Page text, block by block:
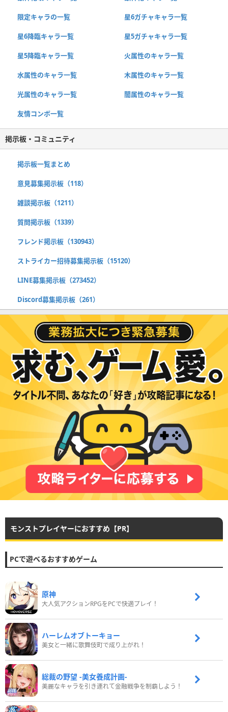
限定キャラの一覧 星6ガチャキャラ一覧
星6降臨キャラ一覧 星5ガチャキャラ一覧
星5降臨キャラ一覧 火属性のキャラ一覧
水属性のキャラ一覧 木属性のキャラ一覧
光属性のキャラ一覧 闇属性のキャラ一覧
友情コンボ一覧
掲示板・コミュニティ
掲示板一覧まとめ
意見募集掲示板（118）
雑談掲示板（1211）
質問掲示板（1339）
フレンド掲示板（130943）
ストライカー招待募集掲示板（15120）
LINE募集掲示板（273452）
Discord募集掲示板（261）
モンストプレイヤーにおすすめ【PR】
PCで遊べるおすすめゲーム
原神
大人気アクションRPGをPCで快適プレイ！
ハーレムオブトーキョー
美女と一緒に歌舞伎町で成り上がれ！
総裁の野望 -美女養成計画-
美麗なキャラを引き連れて金融戦争を制覇しよう！